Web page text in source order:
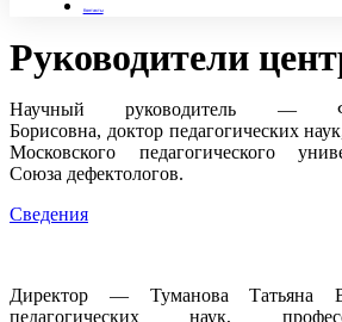
Контакты
Руководители
Научный руководитель —
Борисовна, доктор педагогических
Московского педагогического
Союза дефектологов.
Сведения
Директор — Туманова Татьяна
педагогических наук,